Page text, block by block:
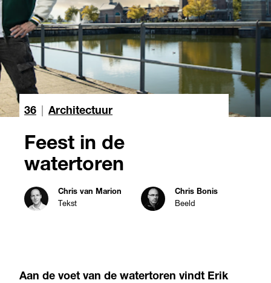
36 Architectuur
Feest in de
watertoren
Chris van Marion
Tekst
Chris Bonis
Beeld
Aan de voet van de watertoren vindt Erik